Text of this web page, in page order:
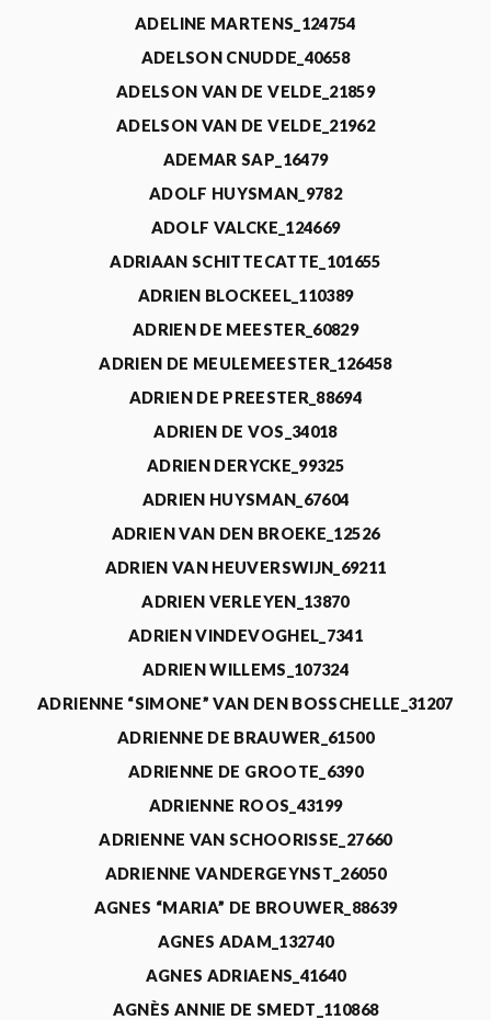
ADELINE MARTENS_124754
ADELSON CNUDDE_40658
ADELSON VAN DE VELDE_21859
ADELSON VAN DE VELDE_21962
ADEMAR SAP_16479
ADOLF HUYSMAN_9782
ADOLF VALCKE_124669
ADRIAAN SCHITTECATTE_101655
ADRIEN BLOCKEEL_110389
ADRIEN DE MEESTER_60829
ADRIEN DE MEULEMEESTER_126458
ADRIEN DE PREESTER_88694
ADRIEN DE VOS_34018
ADRIEN DERYCKE_99325
ADRIEN HUYSMAN_67604
ADRIEN VAN DEN BROEKE_12526
ADRIEN VAN HEUVERSWIJN_69211
ADRIEN VERLEYEN_13870
ADRIEN VINDEVOGHEL_7341
ADRIEN WILLEMS_107324
ADRIENNE “SIMONE” VAN DEN BOSSCHELLE_31207
ADRIENNE DE BRAUWER_61500
ADRIENNE DE GROOTE_6390
ADRIENNE ROOS_43199
ADRIENNE VAN SCHOORISSE_27660
ADRIENNE VANDERGEYNST_26050
AGNES “MARIA” DE BROUWER_88639
AGNES ADAM_132740
AGNES ADRIAENS_41640
AGNÈS ANNIE DE SMEDT_110868